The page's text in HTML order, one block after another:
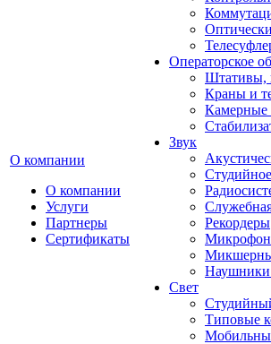
О компании
О компании
Услуги
Партнеры
Сертификаты
Операторское
Штативы,
Краны и
Камерные
Звук
Рекордеры
Наушники
Свет
Типовые